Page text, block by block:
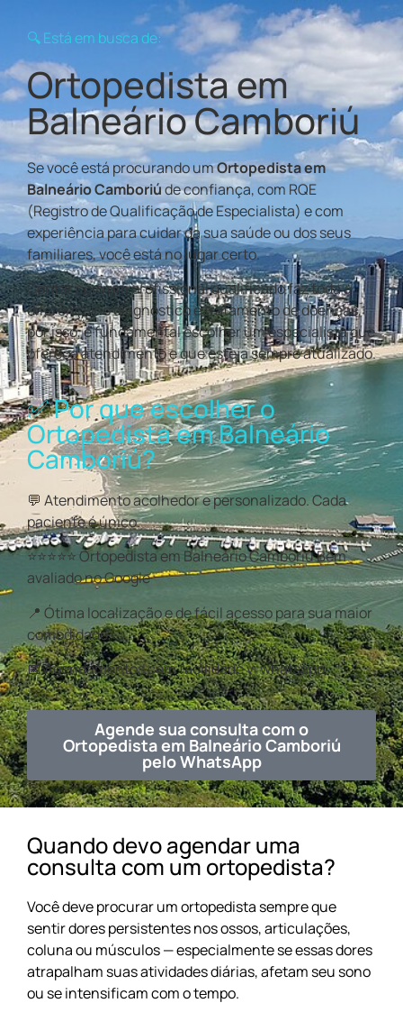
🔍 Está em busca de:
Ortopedista em
Balneário Camboriú
Se você está procurando umOrtopedista em
Balneário Camboriúde confiança, com RQE
(Registro de Qualificação de Especialista) e com
experiência para cuidar da sua saúde ou dos seus
familiares, você está no lugar certo.
Contar com um profissional qualificado faz toda a
diferença no diagnóstico e tratamento de doenças,
por isso, é fundamental escolher um especialista que
ofereça atendimento e que esteja sempre atualizado.
✅ Por que escolher o
Ortopedista em Balneário
Camboriú?
💬 Atendimento acolhedor e personalizado. Cada
paciente é único.
⭐⭐⭐⭐⭐ Ortopedista em Balneário Camboriú Bem
avaliado no Google
📍 Ótima localização e de fácil acesso para sua maior
comodidade
📅 Agendamentos com facilidade vi whatsapp.
Agende sua consulta com o
Ortopedista em Balneário Camboriú
pelo WhatsApp
Quando devo agendar uma
consulta com um ortopedista?
Você deve procurar um ortopedista sempre que
sentir dores persistentes nos ossos, articulações,
coluna ou músculos — especialmente se essas dores
atrapalham suas atividades diárias, afetam seu sono
ou se intensificam com o tempo.